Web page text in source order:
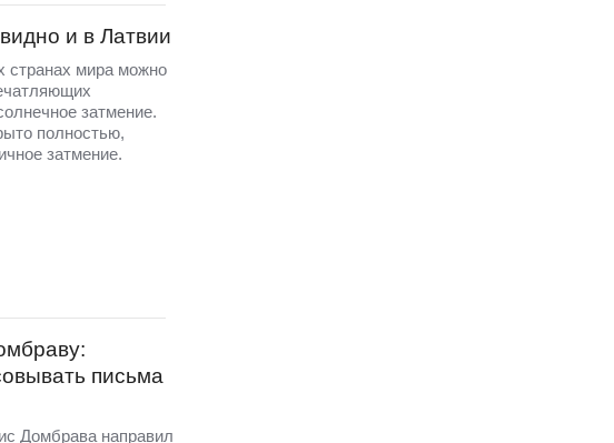
и в Латвии
странах мира можно
затмение.
полностью,
затмение.
письма
Домбрава направил